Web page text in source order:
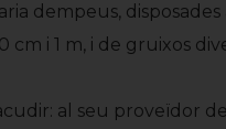
dempeus, disposades
i 1 m, i de gruixos
al seu proveïdor